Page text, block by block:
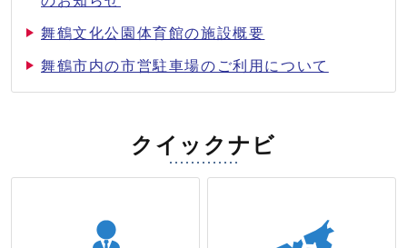
舞鶴文化公園体育館の施設概要
舞鶴市内の市営駐車場のご利用について
クイックナビ